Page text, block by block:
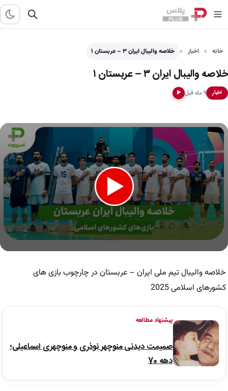
خانه اخبار خلاصه والیبال ایران ۳ – عربستان ۱
خلاصه والیبال ایران ۳ – عربستان ۱
اخبار ۹ ماه قبل ▶
خلاصه والیبال تیم ملی ایران – عربستان در چارچوب بازی های
کشورهای اسلامی 2025
پیشنهاد مطالعه
صمیمت دیدنی منوچهر نوذری و منوچهری اسماعیلی؛
دهه 70